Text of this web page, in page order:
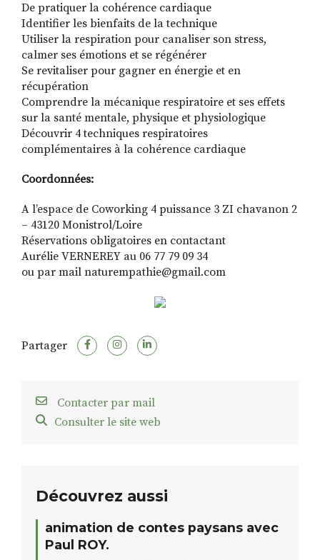
De pratiquer la cohérence cardiaque
Identifier les bienfaits de la technique
Utiliser la respiration pour canaliser son stress,
calmer ses émotions et se régénérer
Se revitaliser pour gagner en énergie et en
récupération
Comprendre la mécanique respiratoire et ses effets
sur la santé mentale, physique et physiologique
Découvrir 4 techniques respiratoires
complémentaires à la cohérence cardiaque
Coordonnées:
A l’espace de Coworking 4 puissance 3 ZI chavanon 2
– 43120 Monistrol/Loire
Réservations obligatoires en contactant
Aurélie VERNEREY au 06 77 79 09 34
ou par mail naturempathie@gmail.com
Partager
Contacter par mail
Consulter le site web
Découvrez aussi
animation de contes paysans avec
Paul ROY.